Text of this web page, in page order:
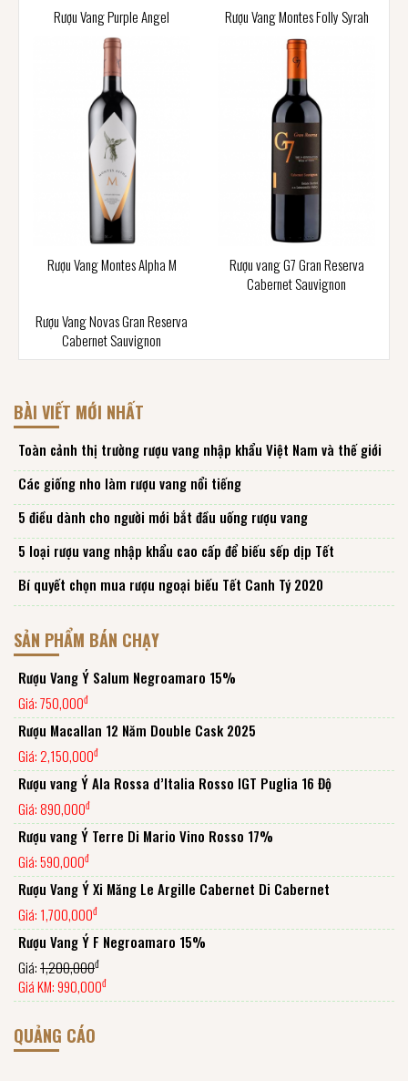
Rượu Vang Purple Angel Rượu Vang Montes Folly Syrah
Rượu Vang Montes Alpha M
Rượu vang G7 Gran Reserva
Cabernet Sauvignon
Rượu Vang Novas Gran Reserva
Cabernet Sauvignon
BÀI VIẾT MỚI NHẤT
Toàn cảnh thị trường rượu vang nhập khẩu Việt Nam và thế giới
Các giống nho làm rượu vang nổi tiếng
5 điều dành cho người mới bắt đầu uống rượu vang
5 loại rượu vang nhập khẩu cao cấp để biếu sếp dịp Tết
Bí quyết chọn mua rượu ngoại biếu Tết Canh Tý 2020
SẢN PHẨM BÁN CHẠY
Rượu Vang Ý Salum Negroamaro 15%
Giá:750,000đ
Rượu Macallan 12 Năm Double Cask 2025
Giá: 2,150,000đ
Rượu vang Ý Ala Rossa d’Italia Rosso IGT Puglia 16 Độ
Giá:890,000đ
Rượu vang Ý Terre Di Mario Vino Rosso 17%
Giá:590,000đ
Rượu Vang Ý Xi Măng Le Argille Cabernet Di Cabernet
Giá: 1,700,000đ
Rượu Vang Ý F Negroamaro 15%
Giá:1,200,000đ
Giá KM:990,000đ
QUẢNG CÁO